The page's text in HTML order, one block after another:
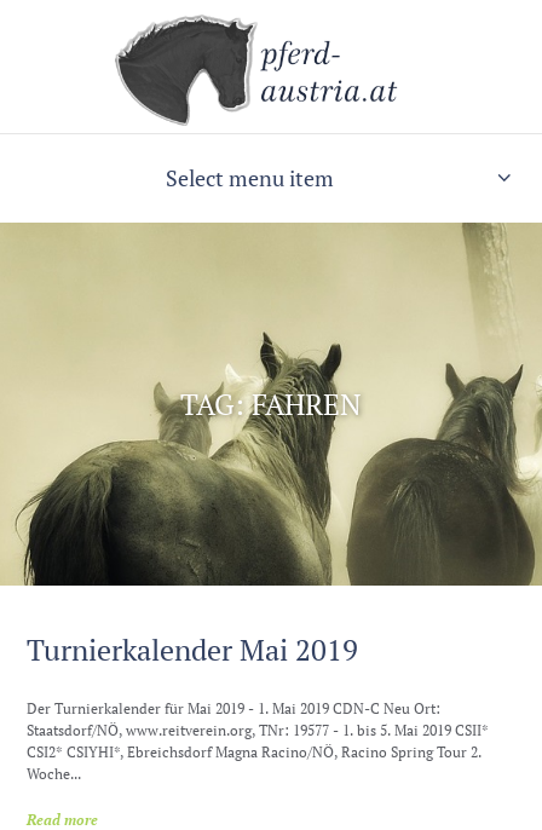
Select menu item
TAG: FAHREN
Turnierkalender Mai 2019
Der Turnierkalender für Mai 2019 - 1. Mai 2019 CDN-C Neu Ort:
Staatsdorf/NÖ, www.reitverein.org, TNr: 19577 - 1. bis 5. Mai 2019 CSII*
CSI2* CSIYHI*, Ebreichsdorf Magna Racino/NÖ, Racino Spring Tour 2.
Woche...
Read more